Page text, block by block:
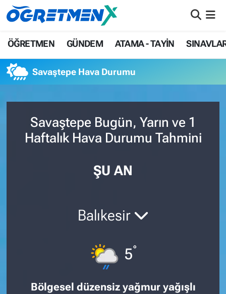
ÖĞRETMEN GÜNDEM ATAMA - TAYİN
Savaştepe Hava Durumu
Savaştepe Bugün, Yarın ve 1
Haftalık Hava Durumu Tahmini
ŞU AN
Balıkesir
5°
Bölgesel düzensiz yağmur yağışlı
ÖĞRETMEN
SINAVLAR
HAYATIN İÇİNDEN
UZMAN ÖĞRETMENLİK
İstanbul Nöbetçi Eczaneler
İstanbul Trafik Yoğunluk Haritası
Süper Lig Puan Durumu ve Fikstür